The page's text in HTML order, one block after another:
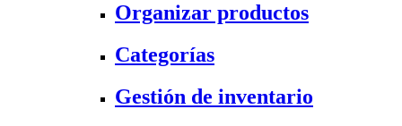
Organizar productos
Categorías
Gestión de inventario